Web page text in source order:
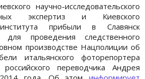
научно-исследовательского
экспертиз и Киевского
института прибыли в Славянск
проведения следственного
производстве Нацполиции об
итальянского фоторепортера
переводчика Андрея